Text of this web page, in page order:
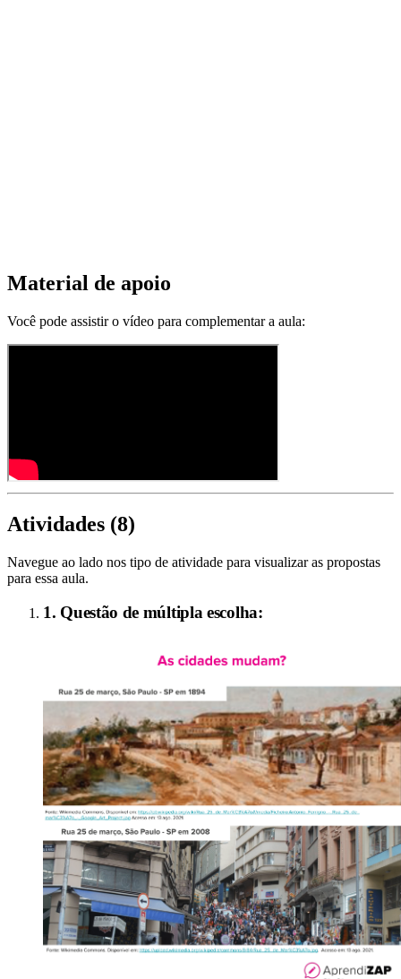
Material de apoio
Você pode assistir o vídeo para complementar a aula:
Atividades (8)
Navegue ao lado nos tipo de atividade para visualizar as propostas
para essa aula.
1. Questão de múltipla escolha: